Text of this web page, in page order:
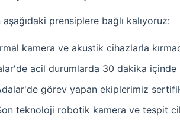
prensiplere bağlı kalıyoruz:
kamera ve akustik cihazlarla
acil durumlarda 30 dakika içinde
görev yapan ekiplerimiz
teknoloji robotik kamera ve tespit